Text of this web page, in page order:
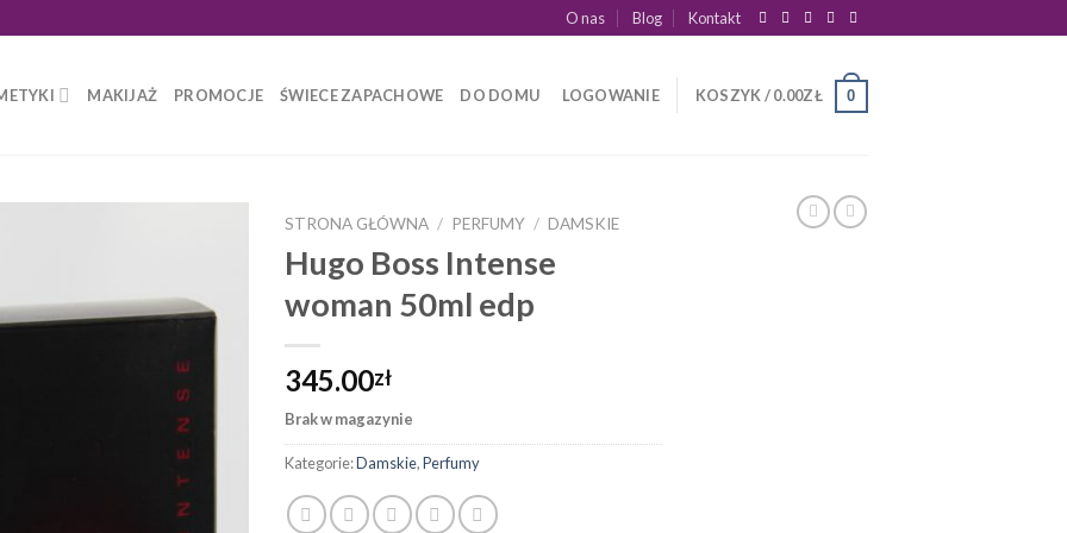
O nas Blog Kontakt
MAKIJAŻ PROMOCJE ŚWIECE ZAPACHOWE DO DOMU LOGOWANIE KOSZYK /0.00ZŁ 0
STRONA GŁÓWNA / PERFUMY / DAMSKIE
Hugo Boss Intense
woman 50ml edp
345.00zł
Brak w magazynie
Kategorie:Damskie,Perfumy